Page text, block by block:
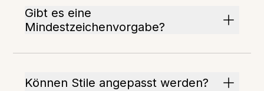
Gibt es eine
Mindestzeichenvorgabe?
Können Stile angepasst werden?